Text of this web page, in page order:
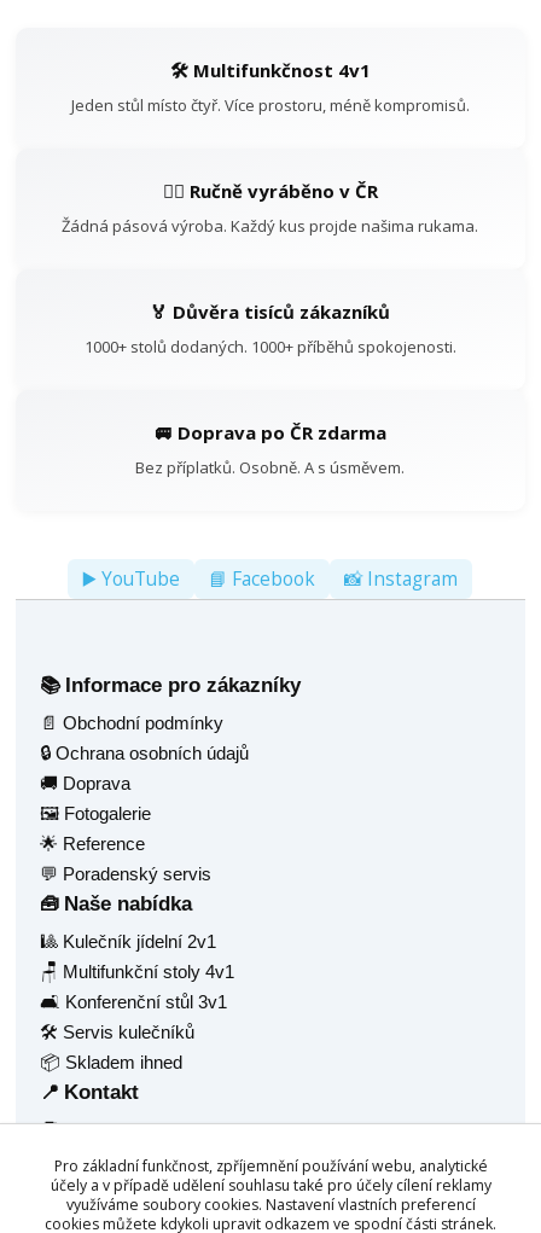
🛠️ Multifunkčnost 4v1
Jeden stůl místo čtyř. Více prostoru, méně kompromisů.
👷‍♂️ Ručně vyráběno v ČR
Žádná pásová výroba. Každý kus projde našima rukama.
🏅 Důvěra tisíců zákazníků
1000+ stolů dodaných. 1000+ příběhů spokojenosti.
🚐 Doprava po ČR zdarma
Bez příplatků. Osobně. A s úsměvem.
▶️ YouTube 📘 Facebook 📸 Instagram
📚 Informace pro zákazníky
📄 Obchodní podmínky
🔒 Ochrana osobních údajů
🚚 Doprava
🖼️ Fotogalerie
🌟 Reference
💬 Poradenský servis
🧰 Naše nabídka
🎱 Kulečník jídelní 2v1
🪑 Multifunkční stoly 4v1
🛋️ Konferenční stůl 3v1
🛠️ Servis kulečníků
📦 Skladem ihned
📍 Kontakt
🧑‍💼 Radek Balaš
🏠 Hlavní 1377
🏙️ Frýdlant nad Ostravicí, 73911
🆔 IČ: 68940688
Pro základní funkčnost, zpříjemnění používání webu, analytické
účely a v případě udělení souhlasu také pro účely cílení reklamy
využíváme soubory cookies. Nastavení vlastních preferencí
cookies můžete kdykoli upravit odkazem ve spodní části stránek.